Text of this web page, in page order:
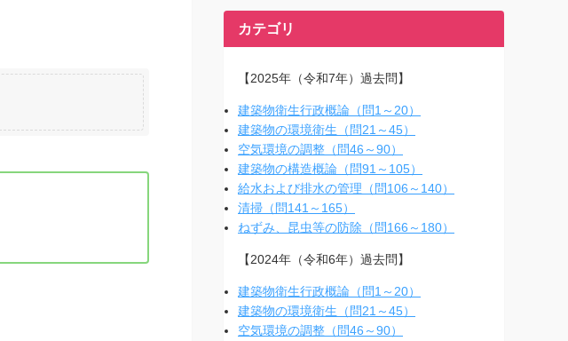
カテゴリ
【2025年（令和7年）過去問】
建築物衛生行政概論（問1～20）
建築物の環境衛生（問21～45）
空気環境の調整（問46～90）
建築物の構造概論（問91～105）
給水および排水の管理（問106～140）
清掃（問141～165）
ねずみ、昆虫等の防除（問166～180）
【2024年（令和6年）過去問】
建築物衛生行政概論（問1～20）
建築物の環境衛生（問21～45）
空気環境の調整（問46～90）